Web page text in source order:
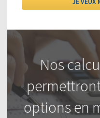
Nos
options en